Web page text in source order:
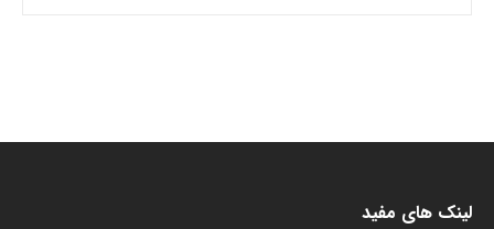
لینک های مفید